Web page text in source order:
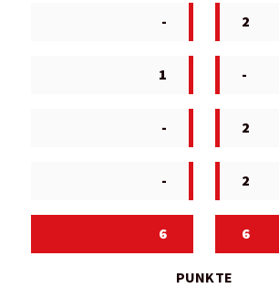
- 2
1 -
- 2
- 2
6 6
PUNKTE